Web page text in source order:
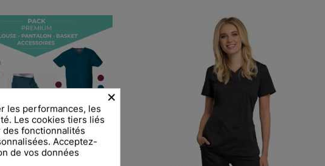
×
les performances, les
Les cookies tiers liés
fonctionnalités
Acceptez-
de vos données